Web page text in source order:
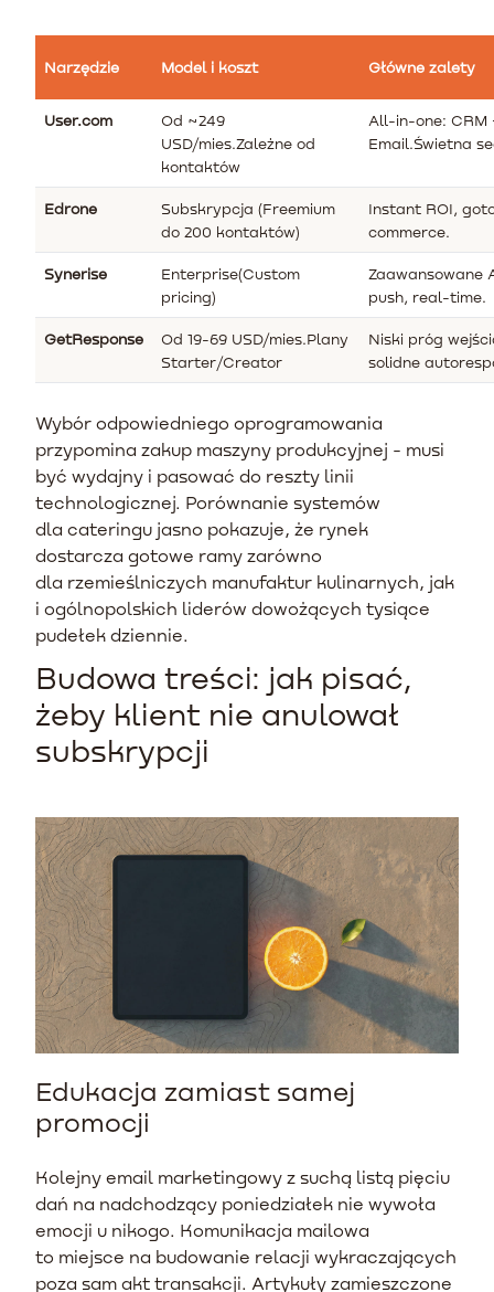
Narzędzie Model i koszt Główne zalety
User.com
Od ~249
USD/mies.Zależne od
kontaktów
All-in-one: CRM
Email.Świetna
Edrone
Subskrypcja (Freemium
do 200 kontaktów)
Instant ROI,
commerce.
Synerise
Enterprise(Custom
pricing)
Zaawansowane
push, real-time.
GetResponse
Od 19-69 USD/mies.Plany
Starter/Creator
Niski próg
solidne
Wybór odpowiedniego oprogramowania
przypomina zakup maszyny produkcyjnej - musi
być wydajny i pasować do reszty linii
technologicznej. Porównanie systemów
dla cateringu jasno pokazuje, że rynek
dostarcza gotowe ramy zarówno
dla rzemieślniczych manufaktur kulinarnych, jak
i ogólnopolskich liderów dowożących tysiące
pudełek dziennie.
Budowa treści: jak pisać,
żeby klient nie anulował
subskrypcji
Edukacja zamiast samej
promocji
Kolejny email marketingowy z suchą listą pięciu
dań na nadchodzący poniedziałek nie wywoła
emocji u nikogo. Komunikacja mailowa
to miejsce na budowanie relacji wykraczających
poza sam akt transakcji. Artykuły zamieszczone